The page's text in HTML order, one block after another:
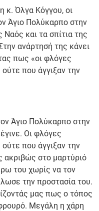
κ. Όλγα Κόγγου, οι
Άγιο Πολύκαρπο στην
και τα σπίτια της
ανάρτησή της κάνει
πως «οι φλόγες
που άγγιξαν την
Άγιο Πολύκαρπο στην
Οι φλόγες
που άγγιξαν την
ακριβώς στο μαρτύριό
του χωρίς να τον
την προστασία του.
μας πως ο τόπος
Μεγάλη η χάρη